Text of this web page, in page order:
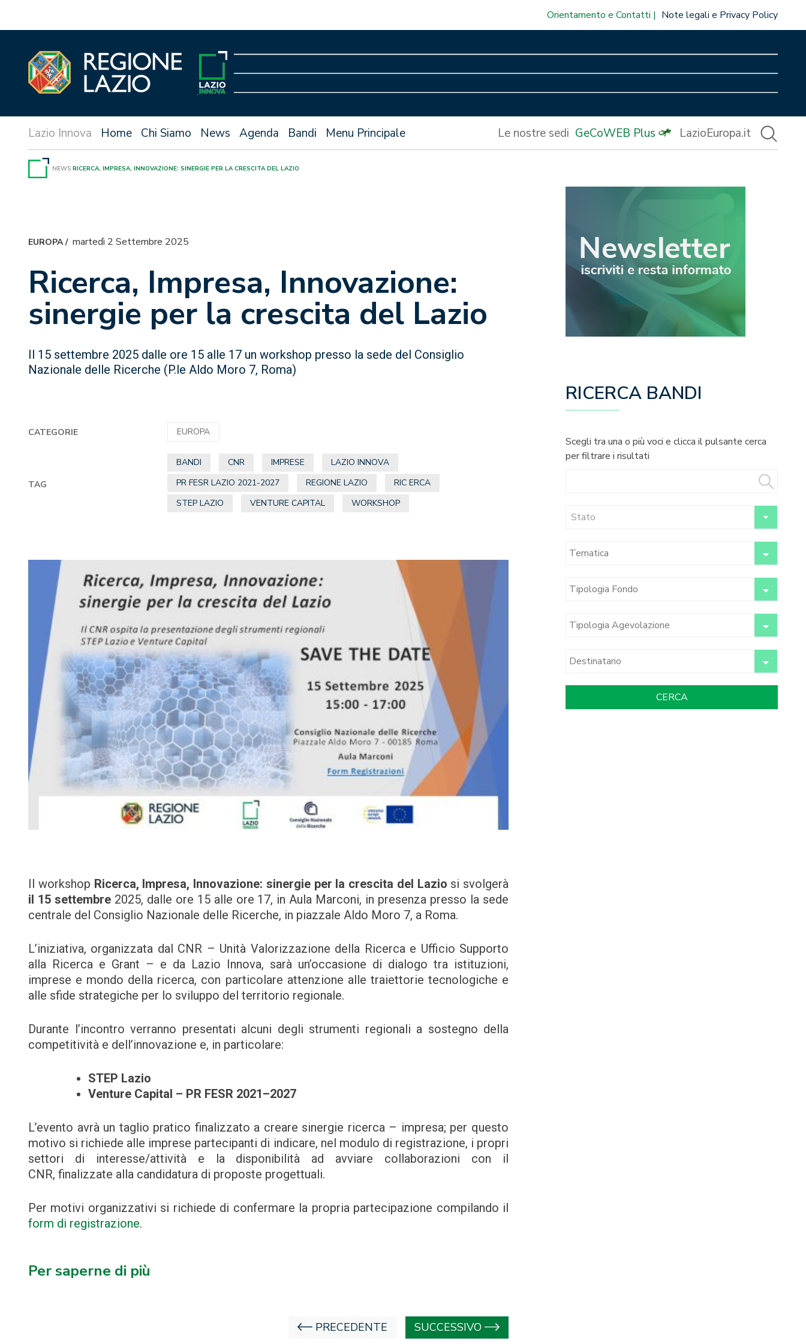
Orientamento e Contatti Note legali e Privacy Policy
Home Chi Siamo News Agenda Bandi Menu Principale Le nostre sedi GeCoWEB Plus LazioEuropa.it
NEWS RICERCA, IMPRESA, INNOVAZIONE: SINERGIE PER LA CRESCITA DEL LAZIO
EUROPA/ martedì 2 Settembre 2025
Ricerca, Impresa, Innovazione:
sinergie per la crescita del Lazio
Il 15 settembre 2025 dalle ore 15 alle 17 un workshop presso la sede del Consiglio
Nazionale delle Ricerche (P.le Aldo Moro 7, Roma)
CATEGORIE EUROPA
TAG
BANDI CNR IMPRESE
LAZIO INNOVA
PR FESR LAZIO 2021-2027
REGIONE LAZIO
RIC ERCA
STEP LAZIO
VENTURE CAPITAL WORKSHOP
Il workshop Ricerca, Impresa, Innovazione: sinergie per la crescita del Lazio si svolgerà
il 15 settembre 2025, dalle ore 15 alle ore 17, in Aula Marconi, in presenza presso la sede
centrale del Consiglio Nazionale delle Ricerche, in piazzale Aldo Moro 7, a Roma.
L’iniziativa, organizzata dal CNR – Unità Valorizzazione della Ricerca e Ufficio Supporto
alla Ricerca e Grant – e da Lazio Innova, sarà un’occasione di dialogo tra istituzioni,
imprese e mondo della ricerca, con particolare attenzione alle traiettorie tecnologiche e
alle sfide strategiche per lo sviluppo del territorio regionale.
Durante l’incontro verranno presentati alcuni degli strumenti regionali a sostegno della
competitività e dell’innovazione e, in particolare:
STEP Lazio
Venture Capital – PR FESR 2021–2027
L’evento avrà un taglio pratico finalizzato a creare sinergie ricerca – impresa; per questo
motivo si richiede alle imprese partecipanti di indicare, nel modulo di registrazione, i propri
settori di interesse/attività e la disponibilità ad avviare collaborazioni con il
CNR, finalizzate alla candidatura di proposte progettuali.
Per motivi organizzativi si richiede di confermare la propria partecipazione compilando il
form di registrazione.
Per saperne di più
PRECEDENTE SUCCESSIVO
RICERCA BANDI
Scegli tra una o più voci e clicca il pulsante cerca
per filtrare i risultati
Stato